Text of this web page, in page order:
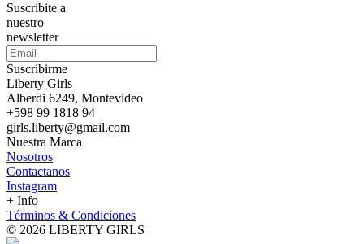
Suscribite a
nuestro
newsletter
Suscribirme
Liberty Girls
Alberdi 6249, Montevideo
+598 99 1818 94
girls.liberty@gmail.com
Nuestra Marca
Nosotros
Contactanos
Instagram
+ Info
Términos & Condiciones
© 2026 LIBERTY GIRLS